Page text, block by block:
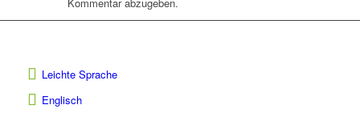
Leichte Sprache
Englisch